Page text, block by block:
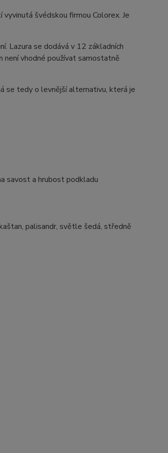
švédskou firmou Colorex. Je
Lazura se dodává v 12 základních
není vhodné používat samostatně
se tedy o levnější alternativu, která je
savost a hrubost podkladu
palisandr, světle šedá, středně